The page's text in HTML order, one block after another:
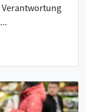
Verantwortung